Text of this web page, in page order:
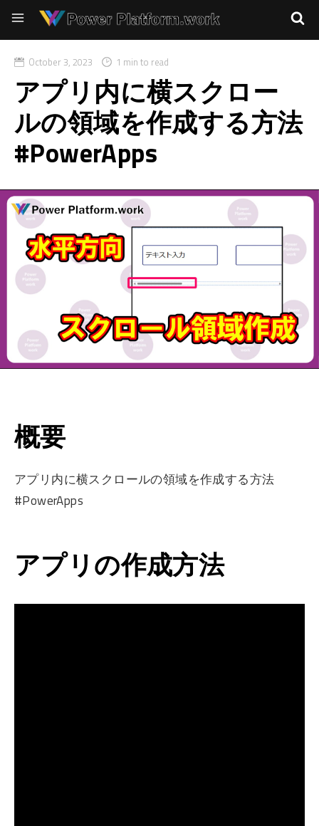
October 3, 2023 1 min to read
アプリ内に横スクロー
ルの領域を作成する方法
#PowerApps
概要
アプリ内に横スクロールの領域を作成する方法
#PowerApps
アプリの作成方法